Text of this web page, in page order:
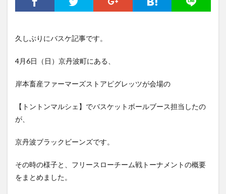
久しぶりにバスケ記事です。
4月6日（日）京丹波町にある、
岸本畜産ファーマーズストアピグレッツが会場の
【トントンマルシェ】でバスケットボールブース担当したの
が、
京丹波ブラックビーンズです。
その時の様子と、フリースローチーム戦トーナメントの概要
をまとめました。